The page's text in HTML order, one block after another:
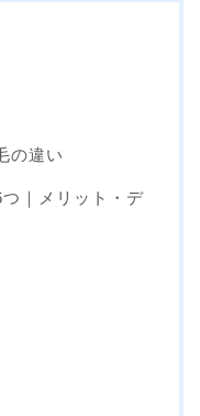
の違い
｜メリット・デ